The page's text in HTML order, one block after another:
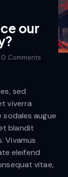
our
0 Comments
sed
viverra
sodales augue
blandit
Vivamus
eleifend
vitae,